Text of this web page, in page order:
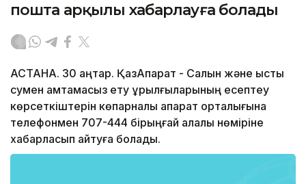
пошта арқылы хабарлауға болады
АСТАНА. 30 қаңтар. ҚазАқпарат - Салқын және ыстық
сумен қамтамасыз ету құрылғыларының есептеу
көрсеткіштерін көпарналы ақпарат орталығына
телефонмен 707-444 бірыңғай қалалық нөміріне
хабарласып айтуға болады.